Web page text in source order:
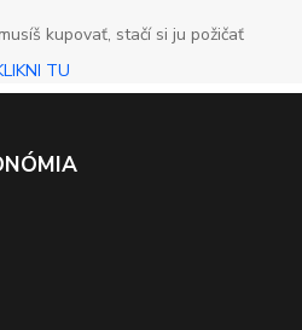
kupovať, stačí si ju požičať
TU